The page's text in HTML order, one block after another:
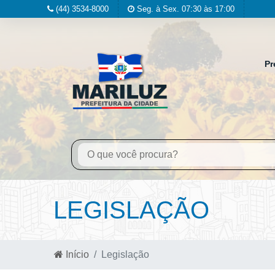
(44) 3534-8000 Seg. à Sex. 07:30 às 17:00
LEGISLAÇÃO
Início Legislação